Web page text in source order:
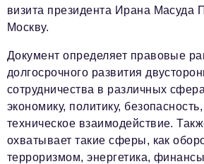
визита президента Ирана Масуда
Москву.
Документ определяет правовые
долгосрочного развития
сотрудничества в различных
экономику, политику,
техническое взаимодействие.
охватывает такие сферы, как
терроризмом, энергетика,